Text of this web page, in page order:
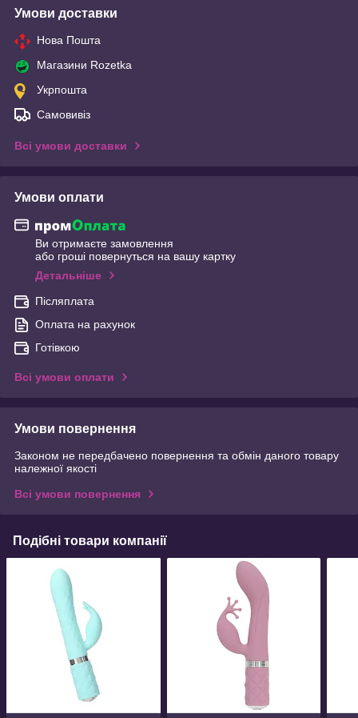
Умови доставки
Нова Пошта
Магазини Rozetka
Укрпошта
Самовивіз
Всі умови доставки
Умови оплати
Ви отримаєте замовлення
або гроші повернуться на вашу картку
Детальніше
Післяплата
Оплата на рахунок
Готівкою
Всі умови оплати
Умови повернення
Законом не передбачено повернення та обмін даного товару
належної якості
Всі умови повернення
Подібні товари компанії